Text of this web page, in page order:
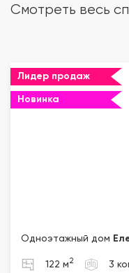
Смотреть весь
Лидер продаж
Новинка
Одноэтажный дом
122 м 2 3